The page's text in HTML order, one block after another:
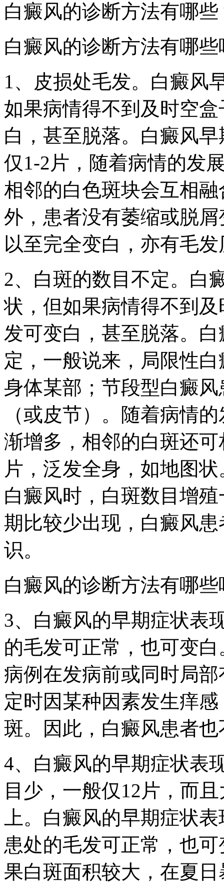
白癜风的诊断方法有哪
白癜风的诊断方法有哪些
1、皮损处毛发。白癜风
如果病情得不到及时空
白，甚至脱落。白癜风
仅1-2片，随着病情的发
相邻的白色斑块会互相
外，患者没有萎缩或脱
以至完全变白，亦有毛
2、白斑的数目不定。白
状，但如果病情得不到
发可变白，甚至脱落。
定，一般说来，局限性
身体某部；节段型白癜
（或皮节）。随着病情
渐增多，相邻的白斑还
片，泛发全身，如地图
白癜风时，白斑数目增
期比较少出现，白癜风
识。
白癜风的诊断方法有哪些
3、白癜风的早期症状表
的毛发可正常，也可变
病例在发病前或同时局
定时因某种因素发生痒
斑。因此，白癜风患者
4、白癜风的早期症状表
目少，一般仅12片，而
上。白癜风的早期症状
患处的毛发可正常，也
果白斑面积较大，在夏